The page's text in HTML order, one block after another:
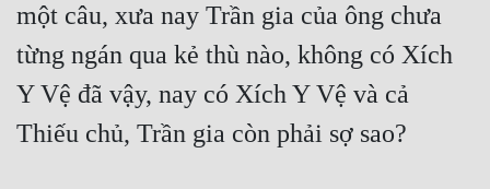
một câu, xưa nay Trần gia của ông chưa
từng ngán qua kẻ thù nào, không có Xích
Y Vệ đã vậy, nay có Xích Y Vệ và cả
Thiếu chủ, Trần gia còn phải sợ sao?